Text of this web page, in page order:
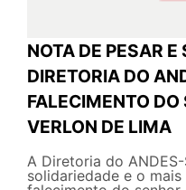
NOTA DE PESAR
DIRETORIA DO
FALECIMENTO DO
VERLON DE LIMA
A Diretoria do
solidariedade e o